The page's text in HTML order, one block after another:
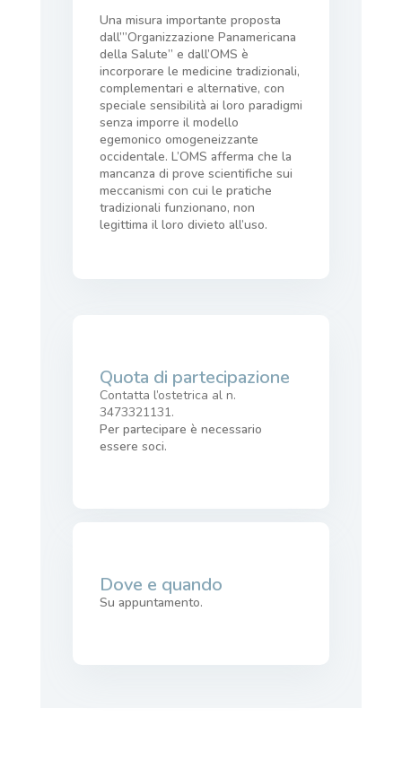
Una misura importante proposta
dall’”Organizzazione Panamericana
della Salute” e dall’OMS è
incorporare le medicine tradizionali,
complementari e alternative, con
speciale sensibilità ai loro paradigmi
senza imporre il modello
egemonico omogeneizzante
occidentale. L’OMS afferma che la
mancanza di prove scientifiche sui
meccanismi con cui le pratiche
tradizionali funzionano, non
legittima il loro divieto all’uso.
Quota di partecipazione
Contatta l’ostetrica al n.
3473321131.
Per partecipare è necessario
essere soci.
Dove e quando
Su appuntamento.